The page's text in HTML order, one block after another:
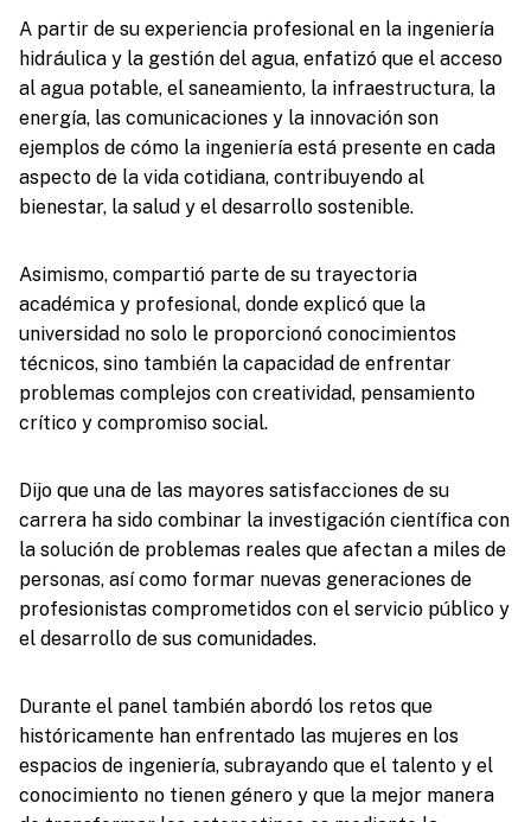
A partir de su experiencia profesional en la ingeniería
hidráulica y la gestión del agua, enfatizó que el acceso
al agua potable, el saneamiento, la infraestructura, la
energía, las comunicaciones y la innovación son
ejemplos de cómo la ingeniería está presente en cada
aspecto de la vida cotidiana, contribuyendo al
bienestar, la salud y el desarrollo sostenible.
Asimismo, compartió parte de su trayectoria
académica y profesional, donde explicó que la
universidad no solo le proporcionó conocimientos
técnicos, sino también la capacidad de enfrentar
problemas complejos con creatividad, pensamiento
crítico y compromiso social.
Dijo que una de las mayores satisfacciones de su
carrera ha sido combinar la investigación científica con
la solución de problemas reales que afectan a miles de
personas, así como formar nuevas generaciones de
profesionistas comprometidos con el servicio público y
el desarrollo de sus comunidades.
Durante el panel también abordó los retos que
históricamente han enfrentado las mujeres en los
espacios de ingeniería, subrayando que el talento y el
conocimiento no tienen género y que la mejor manera